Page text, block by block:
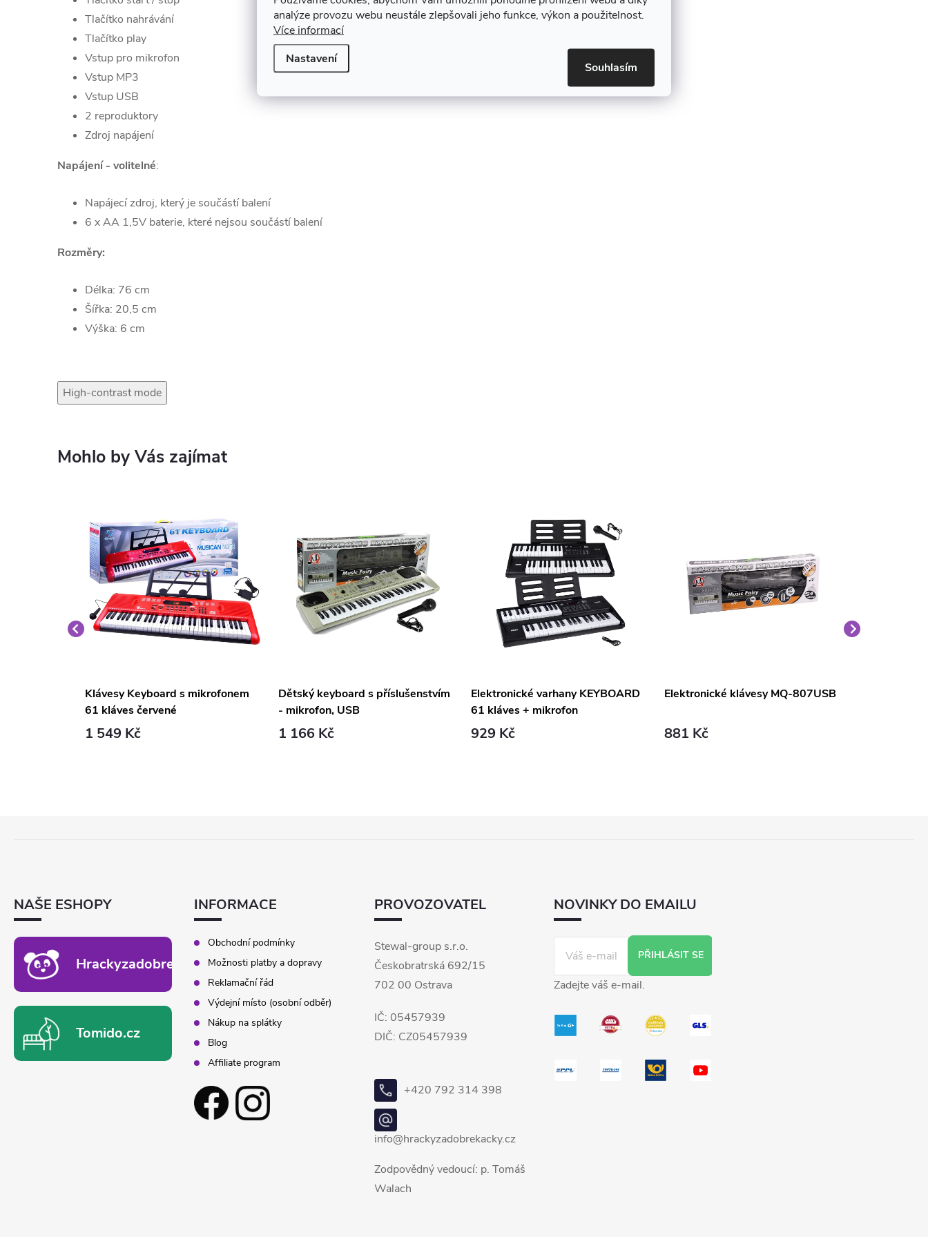
analýze provozu webu neustále zlepšovali jeho funkce, výkon a použitelnost.
Více informací
Nastavení
Souhlasím
Tlačítko nahrávání
Tlačítko play
Vstup pro mikrofon
Vstup MP3
Vstup USB
2 reproduktory
Zdroj napájení
Napájení - volitelné:
Napájecí zdroj, který je součástí balení
6 x AA 1,5V baterie, které nejsou součástí balení
Rozměry:
Délka: 76 cm
Šířka: 20,5 cm
Výška: 6 cm
High-contrast mode
Klávesy Keyboard s mikrofonem
61 kláves červené
1 549 Kč
Dětský keyboard s příslušenstvím
- mikrofon, USB
1 166 Kč
Elektronické varhany KEYBOARD
61 kláves + mikrofon
929 Kč
Elektronické klávesy MQ-807USB
881 Kč
NAŠE ESHOPY
Hrackyzadobrekacky.cz
Tomido.cz
INFORMACE
Obchodní podmínky
Možnosti platby a dopravy
Reklamační řád
Výdejní místo (osobní odběr)
Nákup na splátky
Blog
Affiliate program
PROVOZOVATEL
Stewal-group s.r.o.
Českobratrská 692/15
702 00 Ostrava
IČ: 05457939
DIČ: CZ05457939
+420 792 314 398
info@hrackyzadobrekacky.cz
Zodpovědný vedoucí: p. Tomáš
Walach
NOVINKY DO EMAILU
PŘIHLÁSIT SE
Zadejte váš e-mail.